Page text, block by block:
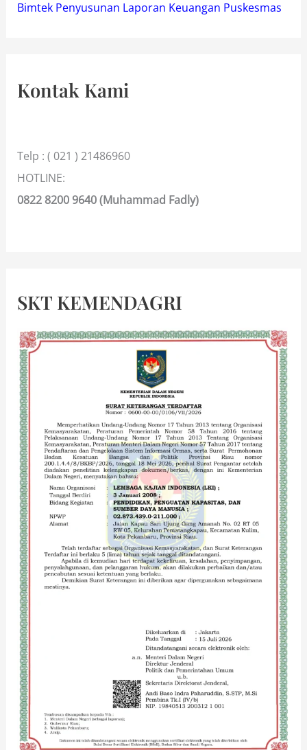
Bimtek Penyusunan Laporan Keuangan Puskesmas
Kontak Kami
Telp : ( 021 ) 21486960
HOTLINE:
0822 8200 9640 (Muhammad Fadly)
SKT KEMENDAGRI